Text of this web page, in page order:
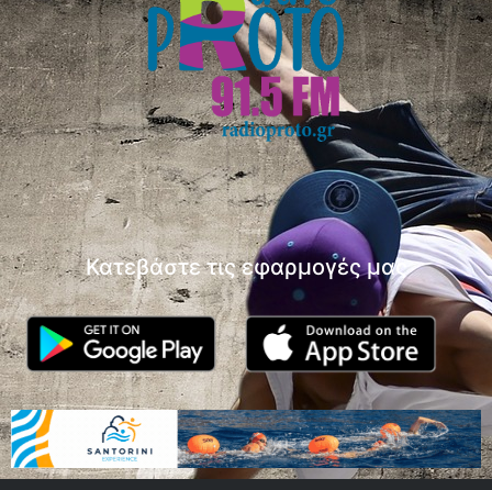
Κατεβάστε τις εφαρμογές μας